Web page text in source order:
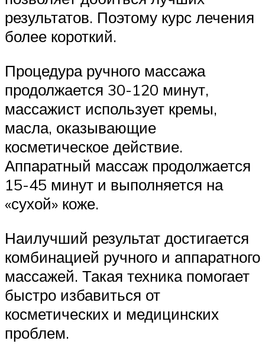
результатов. Поэтому курс лечения
более короткий.
Процедура ручного массажа
продолжается 30-120 минут,
массажист использует кремы,
масла, оказывающие
косметическое действие.
Аппаратный массаж продолжается
15-45 минут и выполняется на
«сухой» коже.
Наилучший результат достигается
комбинацией ручного и аппаратного
массажей. Такая техника помогает
быстро избавиться от
косметических и медицинских
проблем.